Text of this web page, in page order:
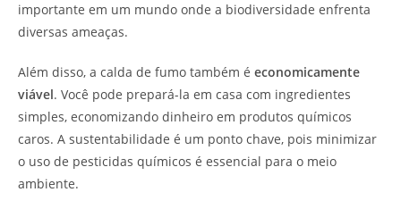
importante em um mundo onde a biodiversidade enfrenta
diversas ameaças.
Além disso, a calda de fumo também é economicamente
viável. Você pode prepará-la em casa com ingredientes
simples, economizando dinheiro em produtos químicos
caros. A sustentabilidade é um ponto chave, pois minimizar
o uso de pesticidas químicos é essencial para o meio
ambiente.